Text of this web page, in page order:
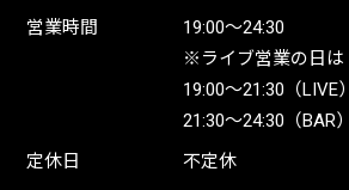
営業時間
19:00〜24:30
※ライブ営業の日は
19:00〜21:30（LIVE）
21:30〜24:30（BAR）
定休日
不定休